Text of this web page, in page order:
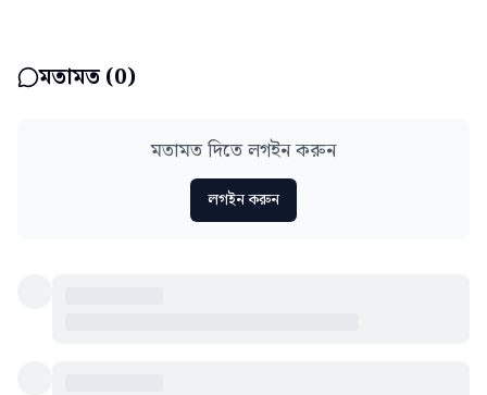
মতামত (0)
মতামত দিতে লগইন করুন
লগইন করুন